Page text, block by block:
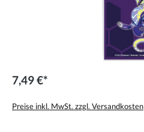
7,49 €*
Preise inkl. MwSt. zzgl. Versandkosten